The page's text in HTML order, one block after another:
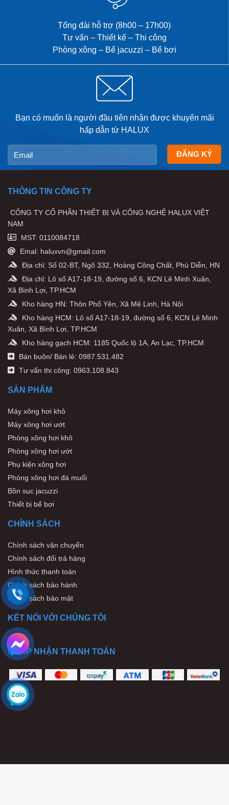
Tổng đài hỗ trợ (8h00 – 17h00)
Tư vấn – Thiết kế – Thi công
Phòng xông – Bể jacuzzi – Bể bơi
Bạn có muốn là người đầu tiên nhận được khuyến mãi
hấp dẫn từ HALUX
THÔNG TIN CÔNG TY
CÔNG TY CỔ PHẦN THIẾT BỊ VÀ CÔNG NGHỆ HALUX VIỆT
NAM
MST: 0110084718
Emal: haluxvn@gmail.com
Địa chỉ: Số 02-BT, Ngõ 332, Hoàng Công Chất, Phú Diễn, HN
Địa chỉ: Lô số A17-18-19, đường số 6, KCN Lê Minh Xuân,
Xã Bình Lợi, TP.HCM
Kho hàng HN: Thôn Phố Yên, Xã Mê Linh, Hà Nội
Kho hàng HCM: Lô số A17-18-19, đường số 6, KCN Lê Minh
Xuân, Xã Bình Lợi, TP.HCM
Kho hàng gạch HCM: 1185 Quốc lộ 1A, An Lạc, TP.HCM
Bán buôn/ Bán lẻ: 0987.531.482
Tư vấn thi công: 0963.108.843
SẢN PHẨM
Máy xông hơi khô
Máy xông hơi ướt
Phòng xông hơi khô
Phòng xông hơi ướt
Phụ kiện xông hơi
Phòng xông hơi đá muối
Bồn sục jacuzzi
Thiết bị bể bơi
CHÍNH SÁCH
Chính sách vận chuyển
Chính sách đổi trả hàng
Hình thức thanh toán
Chính sách bảo hành
Chính sách bảo mật
KẾT NỐI VỚI CHÚNG TÔI
CHẤP NHẬN THANH TOÁN